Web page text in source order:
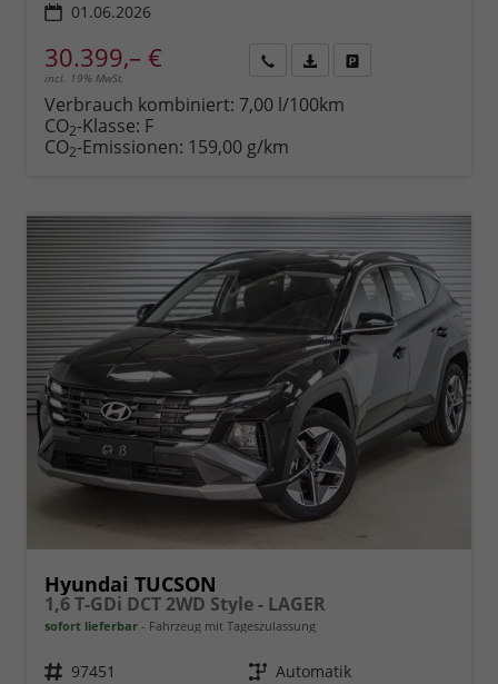
01.06.2026
30.399,– €
incl. 19% MwSt.
anfordern
Datei,
Verbrauch kombiniert: 7,00 l/100km
CO2-Klasse: F
CO2-Emissionen: 159,00 g/km
Hyundai TUCSON
1,6 T-GDi DCT 2WD Style - LAGER
sofort lieferbar Fahrzeug mit Tageszulassung
Fahrzeugnr. 97451 Getriebe Automatik